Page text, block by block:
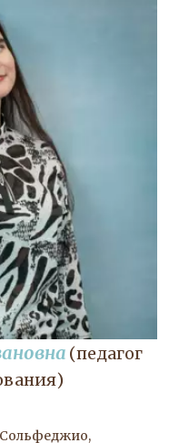
(педагог
Сольфеджио,